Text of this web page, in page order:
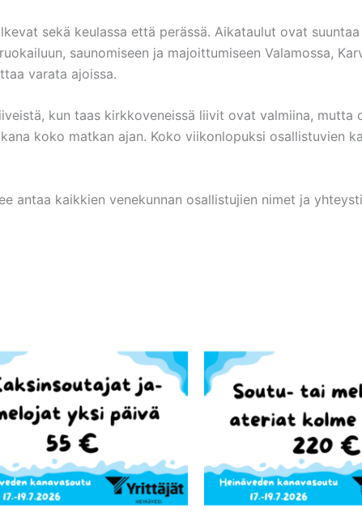
sekä keulassa että perässä. Aikataulut ovat
saunomiseen ja majoittumiseen Valamossa,
varata ajoissa.
kun taas kirkkoveneissä liivit ovat valmiina,
koko matkan ajan. Koko viikonlopuksi osallistuvien
antaa kaikkien venekunnan osallistujien nimet ja